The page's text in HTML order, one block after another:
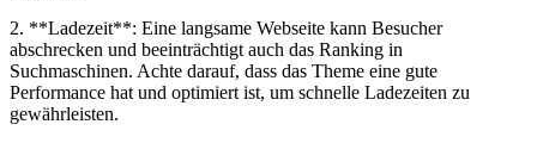
2. **Ladezeit**: Eine langsame Webseite kann Besucher
abschrecken⁣ und beeinträchtigt ⁤auch das Ranking in
Suchmaschinen.⁤ Achte darauf, dass das Theme eine gute
Performance hat ⁣und optimiert⁢ ist, um schnelle Ladezeiten zu
gewährleisten.